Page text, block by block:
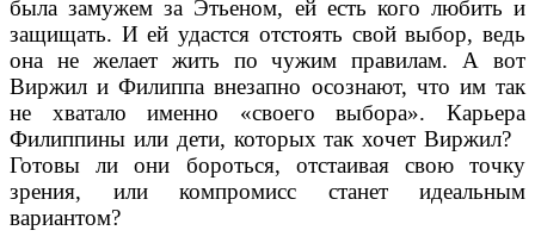
была замужем за Этьеном, ей есть кого любить и
защищать. И ей удастся отстоять свой выбор, ведь
она не желает жить по чужим правилам. А вот
Виржил и Филиппа внезапно осознают, что им так
не хватало именно «своего выбора». Карьера
Филиппины или дети, которых так хочет Виржил?
Готовы ли они бороться, отстаивая свою точку
зрения, или компромисс станет идеальным
вариантом?